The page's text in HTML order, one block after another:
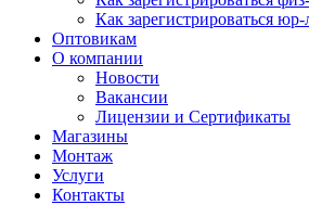
Как зарегистрироваться
Оптовикам
О компании
Новости
Вакансии
Лицензии и Сертификаты
Магазины
Монтаж
Услуги
Контакты